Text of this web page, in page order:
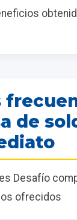
de
Desafío
ofrecidos